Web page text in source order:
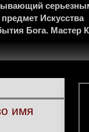
Искусства
Бога. Мастер
имя